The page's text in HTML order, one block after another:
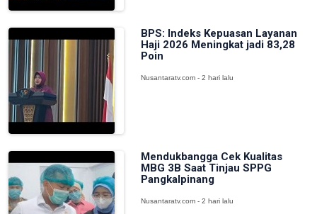
BPS: Indeks Kepuasan Layanan
Haji 2026 Meningkat jadi 83,28
Poin
Nusantaratv.com - 2 hari lalu
Mendukbangga Cek Kualitas
MBG 3B Saat Tinjau SPPG
Pangkalpinang
Nusantaratv.com - 2 hari lalu